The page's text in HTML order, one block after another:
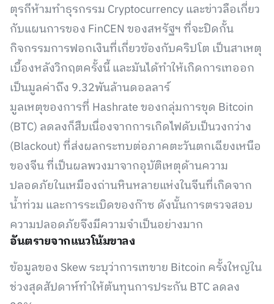
ตุรกีห้ามทำธุรกรรม Cryptocurrency และข่าวลือเกี่ยว
กับแผนการของ FinCEN ของสหรัฐฯ ที่จะปิดกั้น
กิจกรรมการฟอกเงินที่เกี่ยวข้องกับคริปโต เป็นสาเหตุ
เบื้องหลังวิกฤตครั้งนี้ และมันได้ทำให้เกิดการเทออก
เป็นมูลค่าถึง 9.32พันล้านดอลลาร์
มูลเหตุของการที่ Hashrate ของกลุ่มการขุด Bitcoin
(BTC) ลดลงก็สืบเนื่องจากการเกิดไฟดับเป็นวงกว่าง
(Blackout) ที่ส่งผลกระทบต่อภาคตะวันตกเฉียงเหนือ
ของจีน ที่เป็นผลพวงมาจากอุบัติเหตุด้านความ
ปลอดภัยในเหมืองถ่านหินหลายแห่งในจีนที่เกิดจาก
น้ำท่วม และการระเบิดของก๊าซ ดังนั้นการตรวจสอบ
ความปลอดภัยจึงมีความจำเป็นอย่างมาก
อันตรายจากแนวโน้มขาลง
ข้อมูลของ Skew ระบุว่าการเทขาย Bitcoin ครั้งใหญ่ใน
ช่วงสุดสัปดาห์ทำให้ต้นทุนการประกัน BTC ลดลง